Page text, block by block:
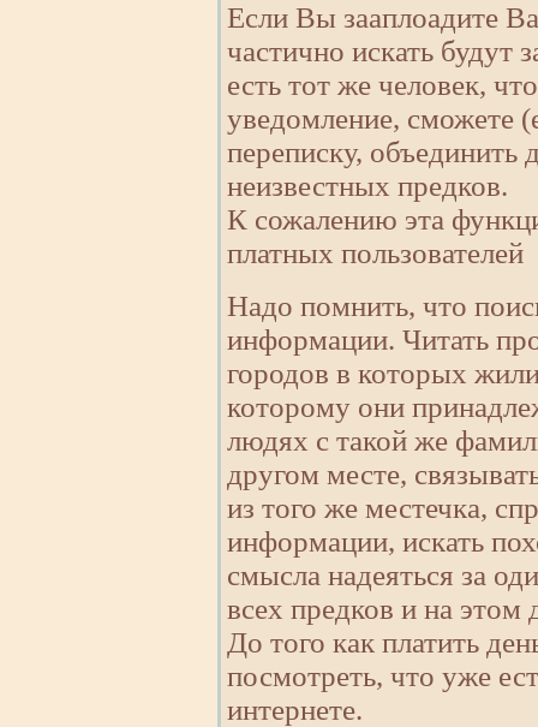
Если Вы зааплоадите
частично искать будут
есть тот же человек,
уведомление, сможете
переписку, объединить
неизвестных предков.
К сожалению эта
платных пользователей
Надо помнить, что
информации. Читать
городов в которых
которому они
людях с такой же
другом месте,
из того же местечка,
информации, искать
смысла надеяться за
всех предков и на этом
До того как платить
посмотреть, что уже
интернете.